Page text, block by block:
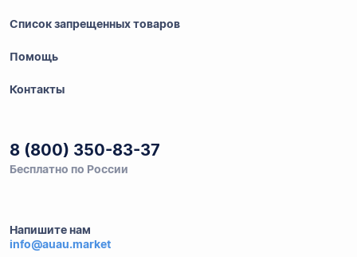
Список запрещенных товаров
Помощь
Контакты
8 (800) 350-83-37
Бесплатно по России
Напишите нам
info@auau.market